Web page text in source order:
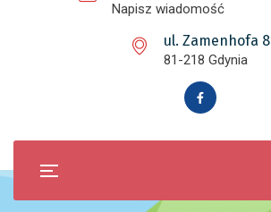
Napisz wiadomość
ul. Zamenhofa 8
81-218 Gdynia